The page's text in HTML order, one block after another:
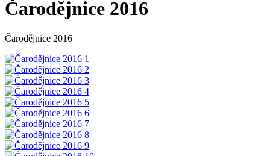
Čarodějnice 2016
Čarodějnice 2016